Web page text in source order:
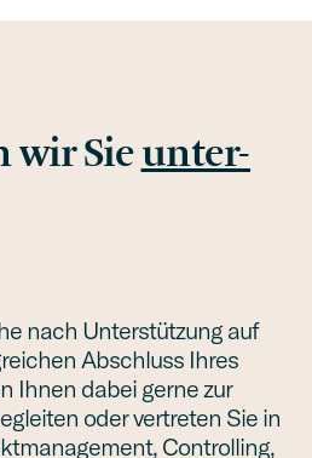
wir Sieunter­
nach Unter­stüt­zung auf
Abschluss Ihres
Ihnen dabei gerne zur
oder vertre­ten Sie in
Control­ling,